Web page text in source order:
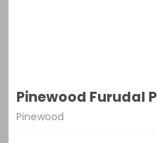
Pinewood Furudal
Pinewood